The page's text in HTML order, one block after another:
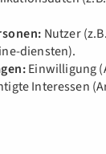
Nutzer
diensten).
Einwilligung
Interessen